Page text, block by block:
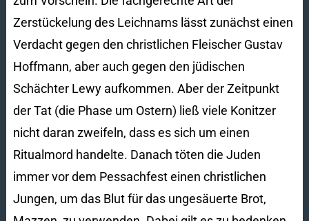
Zerstückelung des Leichnams lässt zunächst einen
Verdacht gegen den christlichen Fleischer Gustav
Hoffmann, aber auch gegen den jüdischen
Schächter Lewy aufkommen. Aber der Zeitpunkt
der Tat (die Phase um Ostern) ließ viele Konitzer
nicht daran zweifeln, dass es sich um einen
Ritualmord handelte. Danach töten die Juden
immer vor dem Pessachfest einen christlichen
Jungen, um das Blut für das ungesäuerte Brot,